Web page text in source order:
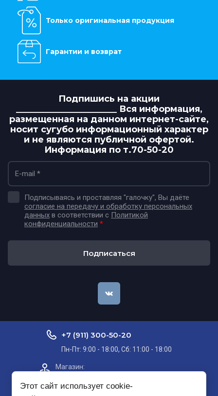
Только оригинальная продукция
Гарантии и возврат
Подпишись на акции
_______________________ Вся информация,
размещенная на данном интернет-сайте,
носит сугубо информационный характер
и не являются публичной офертой.
Информация по т.70-50-20
Подписываясь и проставляя "галочку", Вы даёте
согласие на передачу и обработку персональных
данных в соответствии с Политикой
конфиденциальности *
Подписаться
+7 (911) 300-50-20
Пн-Пт: 9:00 - 18:00, Сб: 11:00 - 18:00
Магазин:​
этаж
Этот сайт использует cookie-